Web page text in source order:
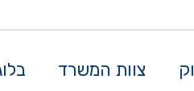
צוות המשרד